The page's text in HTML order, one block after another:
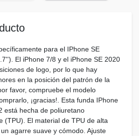
para el IPhone SE
El iPhone 7/8 y el iPhone SE 2020
de logo, por lo que hay
en la posición del patrón de la
favor, compruebe el modelo
¡gracias!. Esta funda IPhone
está hecha de poliuretano
(TPU). El material de TPU de alta
agarre suave y cómodo. Ajuste